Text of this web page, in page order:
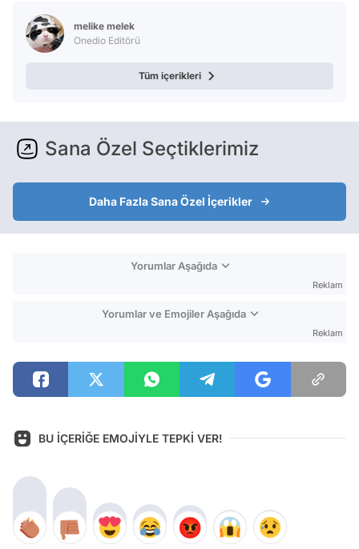
melike melek
Onedio Editörü
Tüm içerikleri
Sana Özel Seçtiklerimiz
Daha Fazla Sana Özel İçerikler
Yorumlar Aşağıda
Reklam
Yorumlar ve Emojiler Aşağıda
Reklam
BU İÇERİĞE EMOJİYLE TEPKİ VER!